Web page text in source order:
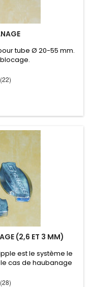
tube Ø 20-55 mm.
(2,6 ET 3 MM)
est le système le
cas de haubanage
fil mono-filament de